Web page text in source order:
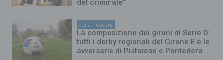
del criminale”
dalla Toscana
La composizione dei gironi di Serie D:
tutti i derby regionali del Girone E e le
avversarie di Pistoiese e Pontedera